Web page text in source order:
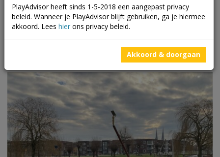
Speelveld (15A) Noordwiek
(0 beoordelingen)
PlayAdvisor heeft sinds 1-5-2018 een aangepast privacy
beleid. Wanneer je PlayAdvisor blijft gebruiken, ga je hiermee
akkoord. Lees hier ons privacy beleid.
Akkoord & doorgaan